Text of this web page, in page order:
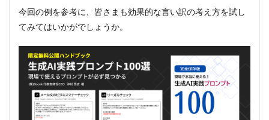
今回の例を参考に、皆さまも効果的な言い訳の考え方を試し
てみてはいかがでしょうか。